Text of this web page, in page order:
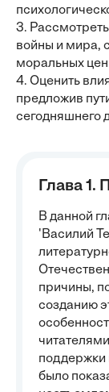
3.
войны и мира,
моральных
4. Оценить
предложив
сегодняшнего
Глава 1.
В данной
'Василий
причины,
созданию
поддержки
было